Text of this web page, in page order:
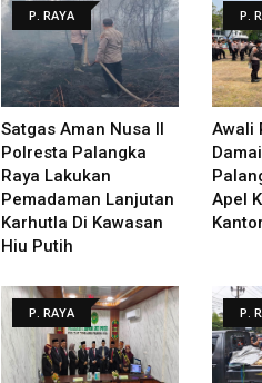
P. RAYA
Satgas Aman Nusa II
Polresta Palangka
Raya Lakukan
Pemadaman Lanjutan
Karhutla Di Kawasan
Hiu Putih
P.
Awali
Apel
P. RAYA P.